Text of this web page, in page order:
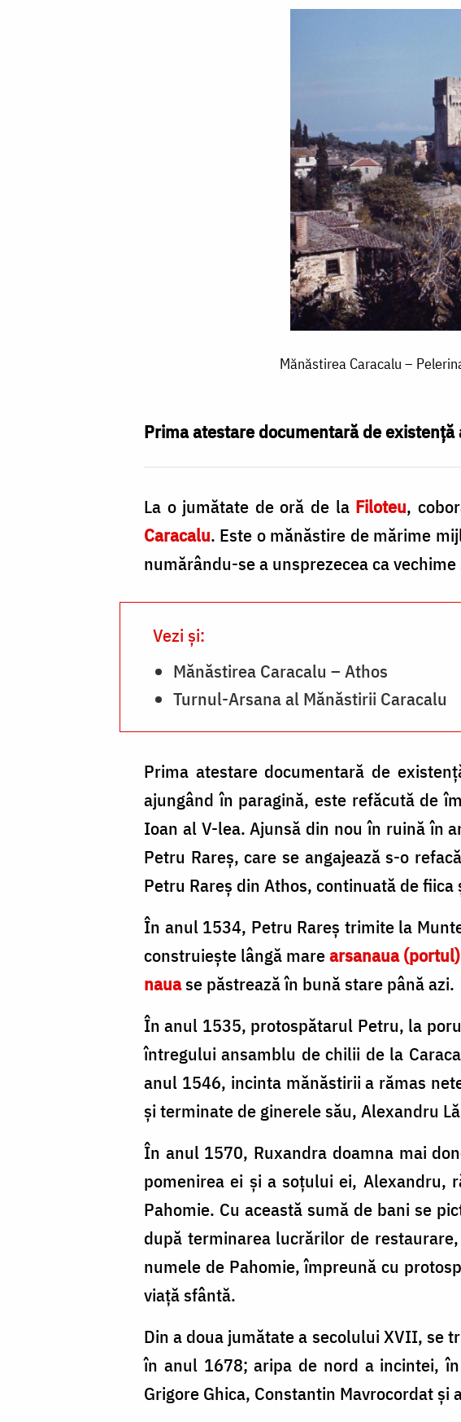
Mănăstirea Caracalu –
Prima atestare documentară de
La o jumătate de oră de la Filoteu,
Caracalu. Este o mănăstire de mărime
numărându-se a unsprezecea ca
Vezi și:
Mănăstirea Caracalu – Athos
Turnul-Arsana al Mănăstirii Caracalu
Prima atestare documentară de
ajungând în paragină, este refăcută de
Ioan al V-lea. Ajunsă din nou în ruină în
Petru Rareş, care se angajează s-o
Petru Rareş din Athos, continuată de
În anul 1534, Petru Rareş trimite la
construieşte lângă marearsanaua
nauase păstrează în bună stare până azi.
În anul 1535, protospătarul Petru, la
întregului ansamblu de chilii de la
anul 1546, incinta mănăstirii a rămas
şi terminate de ginerele său, Alexandru
În anul 1570, Ruxandra doamna mai
pomenirea ei şi a soţului ei, Alexandru,
Pahomie. Cu această sumă de bani se
după terminarea lucrărilor de
nu­mele de Pahomie, împreună cu
viaţă sfântă.
Din a doua jumătate a secolului XVII, se
în anul 1678; aripa de nord a incintei,
Grigore Ghica, Constantin Mavrocordat